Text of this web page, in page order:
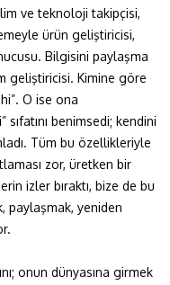
ve teknoloji takipçisi,
ürün geliştiricisi,
Bilgisini paylaşma
geliştiricisi. Kimine göre
O ise ona
sıfatını benimsedi; kendini
Tüm bu özellikleriyle
zor, üretken bir
izler bıraktı, bize de bu
paylaşmak, yeniden
onun dünyasına girmek